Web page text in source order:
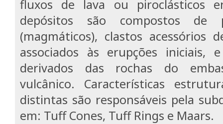
fluxos de lava ou piroclásticos
depósitos são compostos de
(magmáticos), clastos acessórios
associados às erupções iniciais,
derivados das rochas do
vulcânico. Características
distintas são responsáveis pela
em: Tuff Cones, Tuff Rings e Maars.